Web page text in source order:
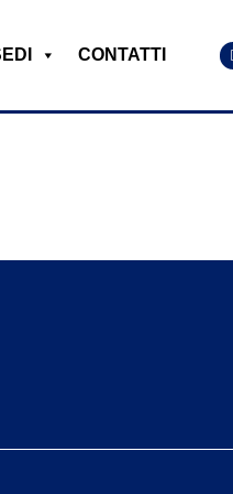
CONTATTI